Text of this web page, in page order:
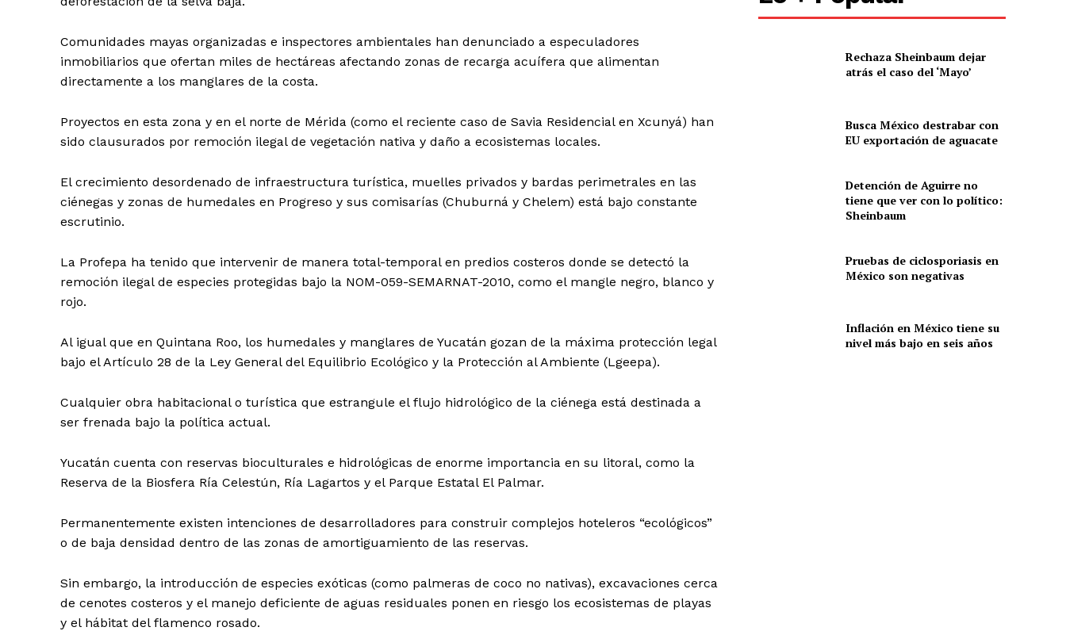
Comunidades mayas organizadas e inspectores ambientales han denunciado a especuladores
inmobiliarios que ofertan miles de hectáreas afectando zonas de recarga acuífera que alimentan
directamente a los manglares de la costa.
Proyectos en esta zona y en el norte de Mérida (como el reciente caso de Savia Residencial en Xcunyá) han
sido clausurados por remoción ilegal de vegetación nativa y daño a ecosistemas locales.
El crecimiento desordenado de infraestructura turística, muelles privados y bardas perimetrales en las
ciénegas y zonas de humedales en Progreso y sus comisarías (Chuburná y Chelem) está bajo constante
escrutinio.
La Profepa ha tenido que intervenir de manera total-temporal en predios costeros donde se detectó la
remoción ilegal de especies protegidas bajo la NOM-059-SEMARNAT-2010, como el mangle negro, blanco y
rojo.
Al igual que en Quintana Roo, los humedales y manglares de Yucatán gozan de la máxima protección legal
bajo el Artículo 28 de la Ley General del Equilibrio Ecológico y la Protección al Ambiente (Lgeepa).
Cualquier obra habitacional o turística que estrangule el flujo hidrológico de la ciénega está destinada a
ser frenada bajo la política actual.
Yucatán cuenta con reservas bioculturales e hidrológicas de enorme importancia en su litoral, como la
Reserva de la Biosfera Ría Celestún, Ría Lagartos y el Parque Estatal El Palmar.
Permanentemente existen intenciones de desarrolladores para construir complejos hoteleros “ecológicos”
o de baja densidad dentro de las zonas de amortiguamiento de las reservas.
Sin embargo, la introducción de especies exóticas (como palmeras de coco no nativas), excavaciones cerca
de cenotes costeros y el manejo deficiente de aguas residuales ponen en riesgo los ecosistemas de playas
y el hábitat del flamenco rosado.
Rechaza Sheinbaum dejar
atrás el caso del ‘Mayo’
Busca México destrabar con
EU exportación de aguacate
Detención de Aguirre no
tiene que ver con lo político:
Sheinbaum
Pruebas de ciclosporiasis en
México son negativas
Inflación en México tiene su
nivel más bajo en seis años